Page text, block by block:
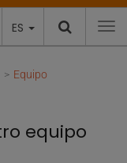
ES
Equipo
equipo